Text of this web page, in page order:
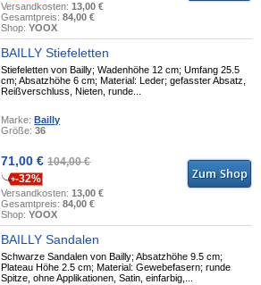
Versandkosten:13,00 €
Gesamtpreis:84,00 €
Shop:YOOX
BAILLY Stiefeletten
Stiefeletten von Bailly; Wadenhöhe 12 cm; Umfang 25.5
cm; Absatzhöhe 6 cm; Material: Leder; gefasster Absatz,
Reißverschluss, Nieten, runde...
Marke:Bailly
Größe:36
71,00 €104,00 €
-32%
Versandkosten:13,00 €
Gesamtpreis:84,00 €
Shop:YOOX
BAILLY Sandalen
Schwarze Sandalen von Bailly; Absatzhöhe 9.5 cm;
Plateau Höhe 2.5 cm; Material: Gewebefasern; runde
Spitze, ohne Applikationen, Satin, einfarbig,...